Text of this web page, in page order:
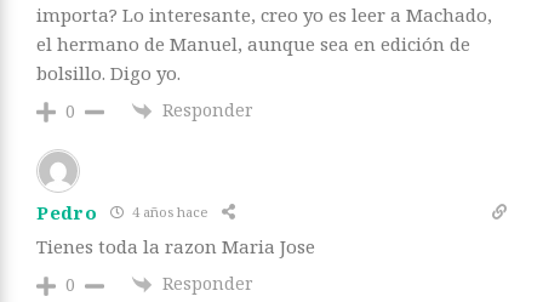
importa? Lo interesante, creo yo es leer a Machado,
el hermano de Manuel, aunque sea en edición de
bolsillo. Digo yo.
0 Responder
Pedro 4 años hace
Tienes toda la razon Maria Jose
0 Responder